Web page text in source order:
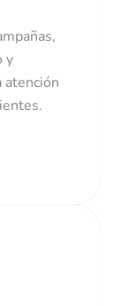
y
atención